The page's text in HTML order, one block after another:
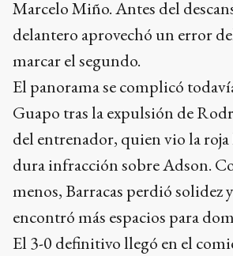
Marcelo Miño. Antes del
delantero aprovechó un error
marcar el segundo.
El panorama se complicó
Guapo tras la expulsión de
del entrenador, quien vio la
dura infracción sobre Adson.
menos, Barracas perdió solidez
encontró más espacios para
El 3-0 definitivo llegó en el